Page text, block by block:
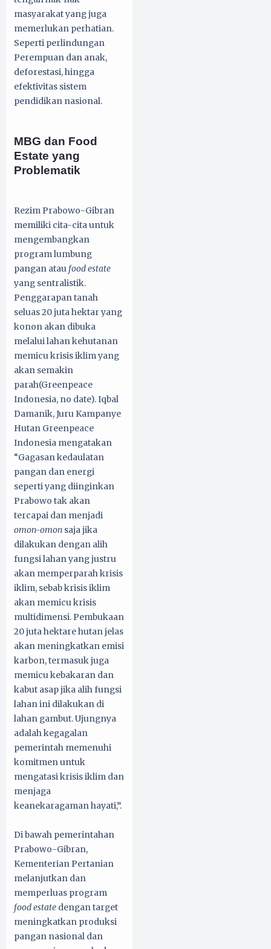
masyarakat yang juga
memerlukan perhatian.
Seperti perlindungan
Perempuan dan anak,
deforestasi, hingga
efektivitas sistem
pendidikan nasional.
MBG dan Food
Estate yang
Problematik
Rezim Prabowo-Gibran
memiliki cita-cita untuk
mengembangkan
program lumbung
pangan atau food estate
yang sentralistik.
Penggarapan tanah
seluas 20 juta hektar yang
konon akan dibuka
melalui lahan kehutanan
memicu krisis iklim yang
akan semakin
parah(Greenpeace
Indonesia, no date). Iqbal
Damanik, Juru Kampanye
Hutan Greenpeace
Indonesia mengatakan
“Gagasan kedaulatan
pangan dan energi
seperti yang diinginkan
Prabowo tak akan
tercapai dan menjadi
omon-omon saja jika
dilakukan dengan alih
fungsi lahan yang justru
akan memperparah krisis
iklim, sebab krisis iklim
akan memicu krisis
multidimensi. Pembukaan
20 juta hektare hutan jelas
akan meningkatkan emisi
karbon, termasuk juga
memicu kebakaran dan
kabut asap jika alih fungsi
lahan ini dilakukan di
lahan gambut. Ujungnya
adalah kegagalan
pemerintah memenuhi
komitmen untuk
mengatasi krisis iklim dan
menjaga
keanekaragaman hayati,”.
Di bawah pemerintahan
Prabowo-Gibran,
Kementerian Pertanian
melanjutkan dan
memperluas program
food estate dengan target
meningkatkan produksi
pangan nasional dan